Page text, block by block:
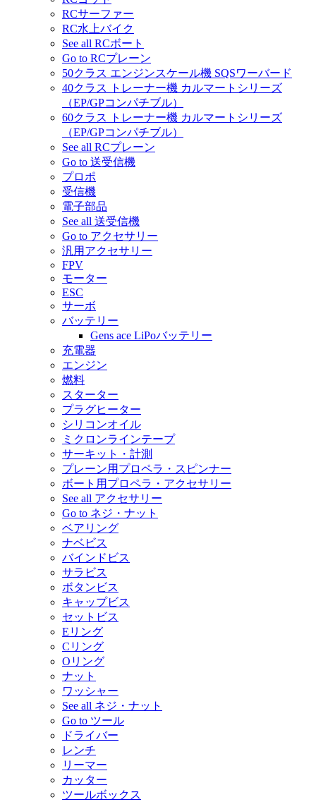
RCサーファー
RC水上バイク
See all RCボート
Go to RCプレーン
50クラス エンジンスケール機 SQSワーバード
40クラス トレーナー機 カルマートシリーズ
（EP/GPコンパチブル）
60クラス トレーナー機 カルマートシリーズ
（EP/GPコンパチブル）
See all RCプレーン
Go to 送受信機
プロポ
受信機
電子部品
See all 送受信機
Go to アクセサリー
汎用アクセサリー
FPV
モーター
ESC
サーボ
バッテリー
Gens ace LiPoバッテリー
充電器
エンジン
燃料
スターター
プラグヒーター
シリコンオイル
ミクロンラインテープ
サーキット・計測
プレーン用プロペラ・スピンナー
ボート用プロペラ・アクセサリー
See all アクセサリー
Go to ネジ・ナット
ベアリング
ナベビス
バインドビス
サラビス
ボタンビス
キャップビス
セットビス
Eリング
Cリング
Oリング
ナット
ワッシャー
See all ネジ・ナット
Go to ツール
ドライバー
レンチ
リーマー
カッター
ツールボックス